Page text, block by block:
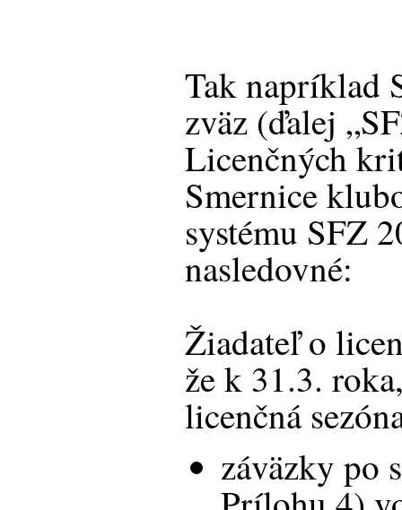
Tak napríklad
zväz (ďalej
Licenčných
Smernice
systému SFZ
nasledovné:
Žiadateľ o
že k 31.3.
licenčná
záväzky po